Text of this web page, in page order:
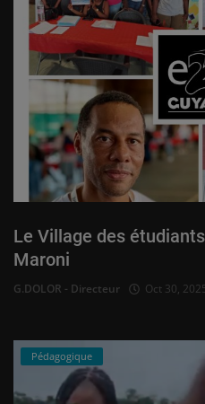
Le Village des
Maroni
G.DOLOR - Directeur Oct 30,
Pédagogique